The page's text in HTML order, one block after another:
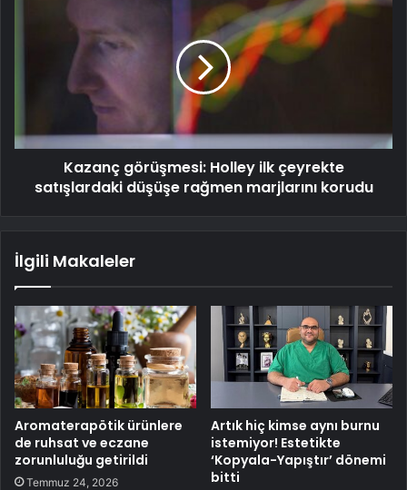
Kazanç görüşmesi: Holley ilk çeyrekte
satışlardaki düşüşe rağmen marjlarını korudu
İlgili Makaleler
Aromaterapötik ürünlere
de ruhsat ve eczane
zorunluluğu getirildi
Temmuz 24, 2026
Artık hiç kimse aynı burnu
istemiyor! Estetikte
‘Kopyala-Yapıştır’ dönemi
bitti